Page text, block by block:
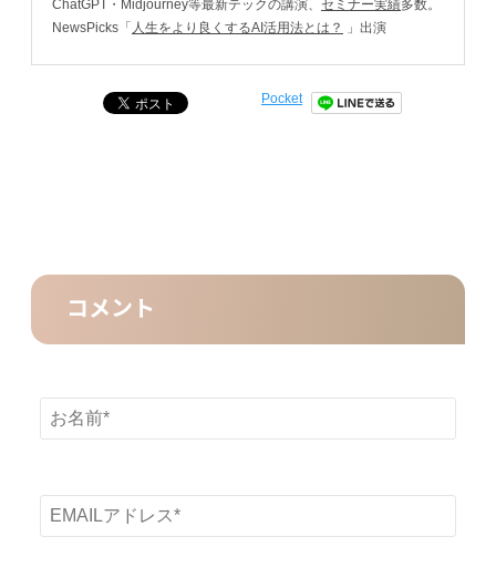
ChatGPT・Midjourney等最新テックの講演、 セミナー実績多数。
NewsPicks「 人生をより良くするAI活用法とは？ 」出演
Pocket
コメント